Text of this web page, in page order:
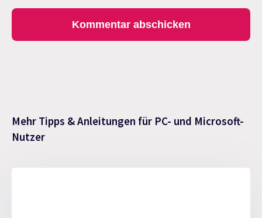
Mehr Tipps & Anleitungen für PC- und Microsoft-
Nutzer